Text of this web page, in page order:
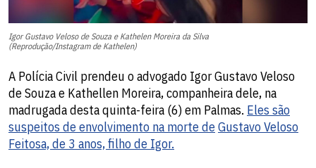
Igor Gustavo Veloso de Souza e Kathelen Moreira da Silva
(Reprodução/Instagram de Kathelen)
A Polícia Civil prendeu o advogado Igor Gustavo Veloso
de Souza e Kathellen Moreira, companheira dele, na
madrugada desta quinta-feira (6) em Palmas. Eles são
suspeitos de envolvimento na morte deGustavo Veloso
Feitosa, de 3 anos, filho de Igor.